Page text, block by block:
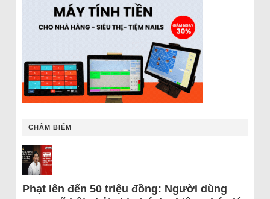
CHÂM BIẾM
Phạt lên đến 50 triệu đồng: Người dùng